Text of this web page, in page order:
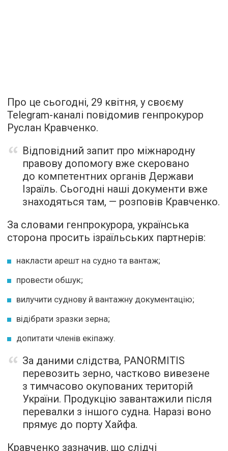
Про це сьогодні, 29 квітня, у своєму
Telegram-каналі повідомив генпрокурор
Руслан Кравченко.
Відповідний запит про міжнародну
правову допомогу вже скеровано
до компетентних органів Держави
Ізраїль. Сьогодні наші документи вже
знаходяться там, — розповів Кравченко.
За словами генпрокурора, українська
сторона просить ізраїльських партнерів:
накласти арешт на судно та вантаж;
провести обшук;
вилучити суднову й вантажну документацію;
відібрати зразки зерна;
допитати членів екіпажу.
За даними слідства, PANORMITIS
перевозить зерно, частково вивезене
з тимчасово окупованих територій
України. Продукцію завантажили після
перевалки з іншого судна. Наразі воно
прямує до порту Хайфа.
Кравченко зазначив, що слідчі